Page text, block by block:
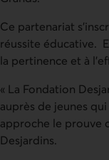
Ce partenariat
réussite éducative.
la pertinence et à
« La Fondation
auprès de jeunes
approche le prouve
Desjardins.